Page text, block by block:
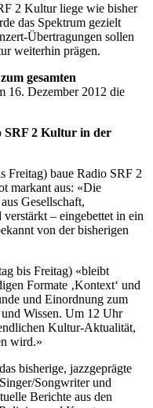
2 Kultur liege wie bisher
das Spektrum gezielt
Übertragungen sollen
weiterhin prägen.
gesamten
16. Dezember 2012 die
SRF 2 Kultur in der
Freitag) baue Radio SRF 2
markant aus: «Die
Gesellschaft,
– eingebettet in ein
von der bisherigen
bis Freitag) «bleibt
Formate ‚Kontext‘ und
und Einordnung zum
Wissen. Um 12 Uhr
Kultur-Aktualität,
wird.»
bisherige, jazzgeprägte
Songwriter und
Berichte aus den